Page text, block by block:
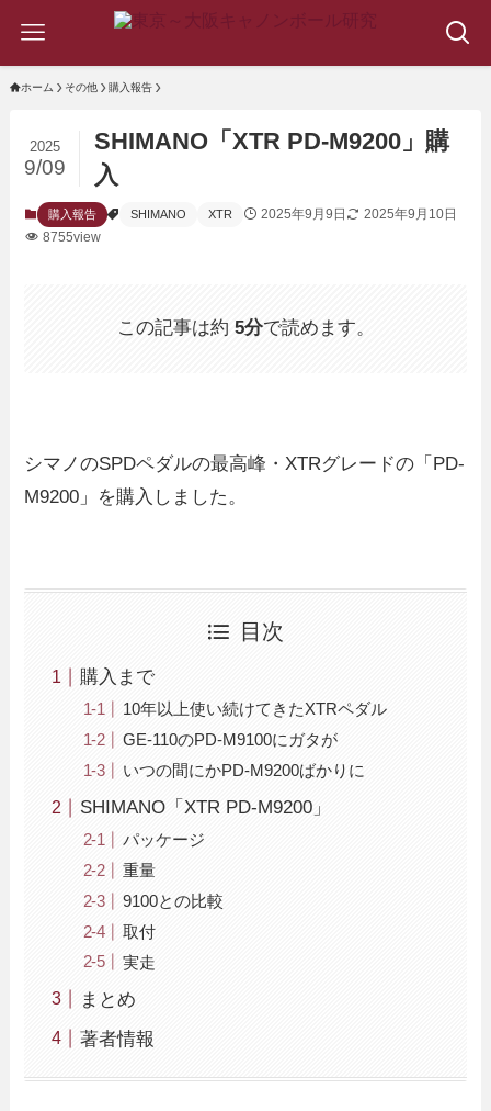
ホーム その他 購入報告
SHIMANO「XTR PD-M9200」購
入
2025
9/09
購入報告 SHIMANO XTR 2025年9月9日
2025年9月10日
8755view
この記事は約 5分で読めます。
シマノのSPDペダルの最高峰・XTRグレードの「PD-
M9200」を購入しました。
目次
購入まで
10年以上使い続けてきたXTRペダル
GE-110のPD-M9100にガタが
いつの間にかPD-M9200ばかりに
SHIMANO「XTR PD-M9200」
パッケージ
重量
9100との比較
取付
実走
まとめ
著者情報